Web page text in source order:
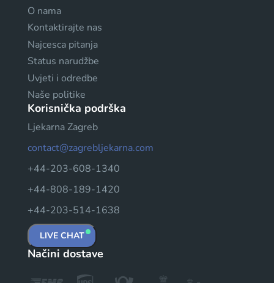
O nama
Kontaktirajte nas
Najcesca pitanja
Status narudžbe
Uvjeti i odredbe
Naše politike
Korisnička podrška
Ljekarna Zagreb
contact@zagrebljekarna.com
+44-203-608-1340
+44-808-189-1420
+44-203-514-1638
LIVE CHAT
Načini dostave